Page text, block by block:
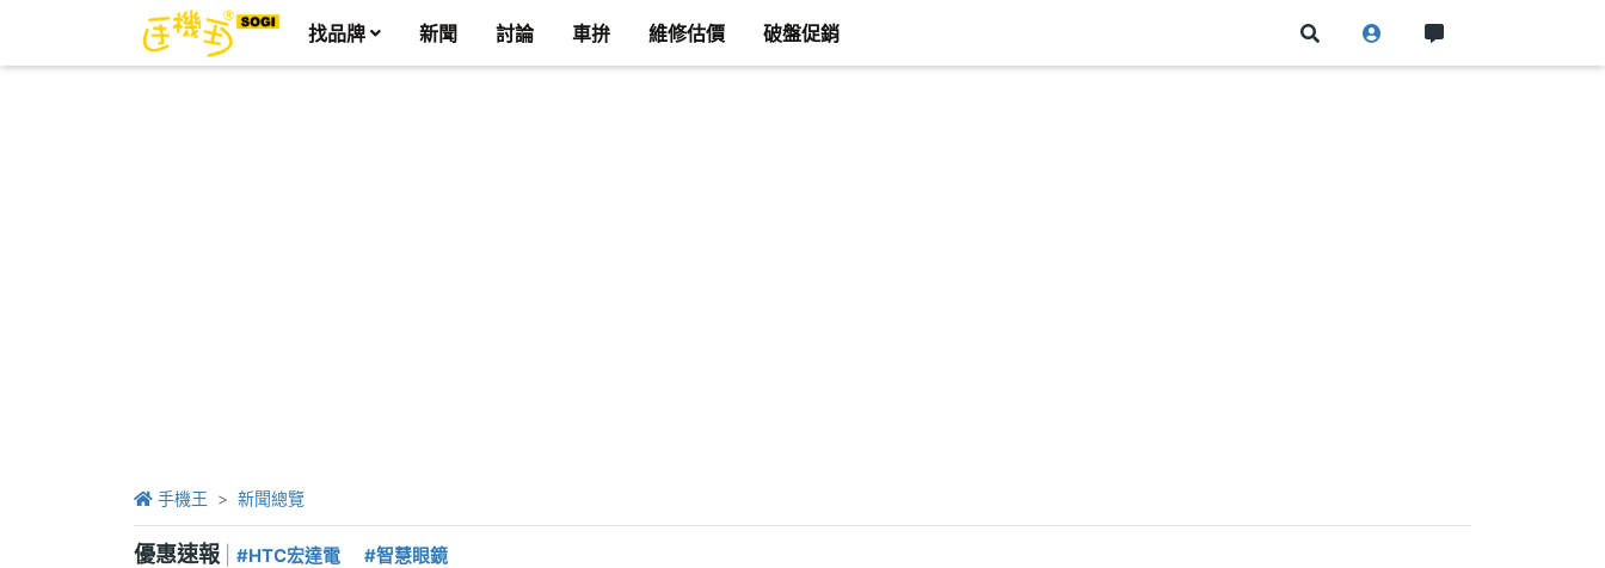
找品牌 新聞 討論 車拚 維修估價 破盤促銷
手機王 新聞總覽
優惠速報 #HTC宏達電 #智慧眼鏡